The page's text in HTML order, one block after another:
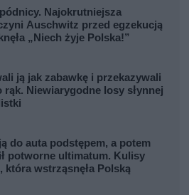
Najokrutniejsza
Auschwitz przed egzekucją
„Niech żyje Polska!”
ją jak zabawkę i przekazywali
rąk. Niewiarygodne losy słynnej
do auta podstępem, a potem
potworne ultimatum. Kulisy
która wstrząsnęła Polską